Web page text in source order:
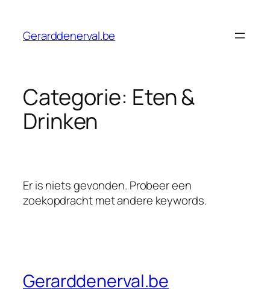
Gerarddenerval.be
Categorie: Eten &
Drinken
Er is niets gevonden. Probeer een
zoekopdracht met andere keywords.
Gerarddenerval.be